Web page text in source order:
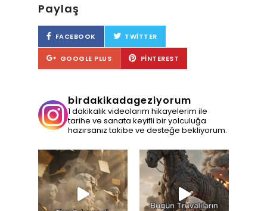
Paylaş
FACEBOOK TWITTER
GOOGLE PLUS PINTEREST
birdakikadageziyorum
1 dakikalık videolarım hikayelerim ile
tarihe ve sanata keyifli bir yolculuğa
hazırsanız takibe ve desteğe bekliyorum.